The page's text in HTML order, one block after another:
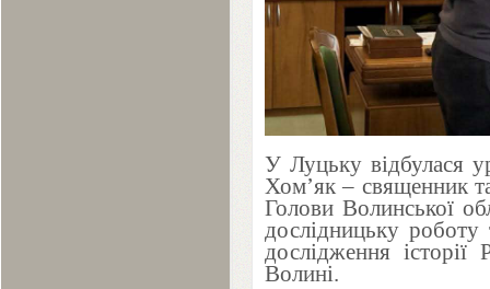
У Луцьку відбулася
Хом’як – священник
Голови Волинської
дослідницьку
дослідження
Волині.